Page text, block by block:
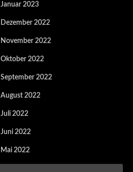
Januar 2023
Dezember 2022
November 2022
Oktober 2022
September 2022
August 2022
Juli 2022
Juni 2022
Mai 2022